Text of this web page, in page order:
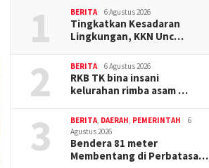
1 BERITA 6 Agustus 2026
Tingkatkan Kesadaran
Lingkungan, KKN Unc…
2 BERITA 6 Agustus 2026
RKB TK bina insani
kelurahan rimba asam …
3 BERITA, DAERAH, PEMERINTAH
6
Agustus 2026
Bendera 81 meter
Membentang di Perbatasa…